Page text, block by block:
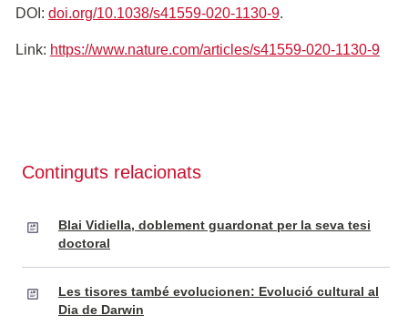
DOI: doi.org/10.1038/s41559-020-1130-9.
Link: https://www.nature.com/articles/s41559-020-1130-9
Continguts relacionats
Blai Vidiella, doblement guardonat per la seva tesi
doctoral
Les tisores també evolucionen: Evolució cultural al
Dia de Darwin